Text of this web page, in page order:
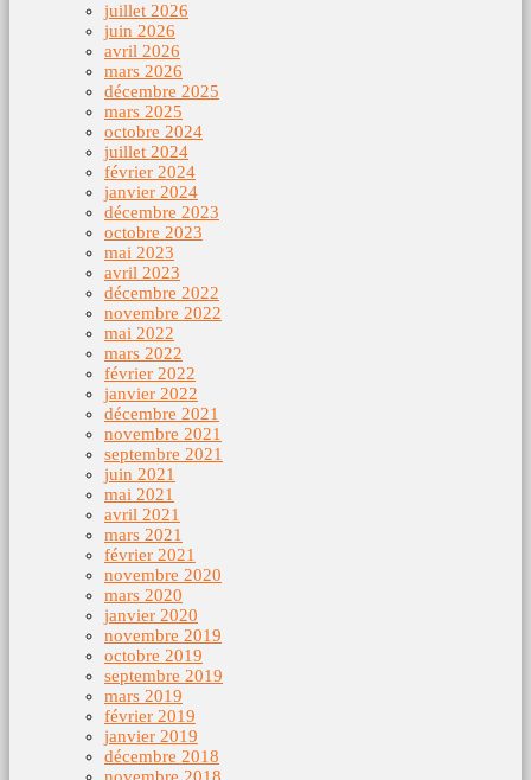
juillet 2026
juin 2026
avril 2026
mars 2026
décembre 2025
mars 2025
octobre 2024
juillet 2024
février 2024
janvier 2024
décembre 2023
octobre 2023
mai 2023
avril 2023
décembre 2022
novembre 2022
mai 2022
mars 2022
février 2022
janvier 2022
décembre 2021
novembre 2021
septembre 2021
juin 2021
mai 2021
avril 2021
mars 2021
février 2021
novembre 2020
mars 2020
janvier 2020
novembre 2019
octobre 2019
septembre 2019
mars 2019
février 2019
janvier 2019
décembre 2018